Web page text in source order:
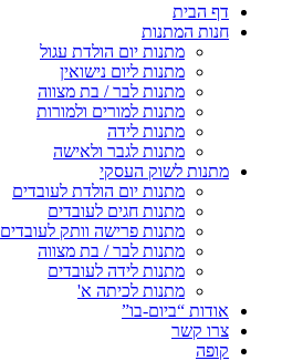
דף הבית
חנות המתנות
מתנות יום הולדת עגול
מתנות ליום נישואין
מתנות לבר / בת מצווה
מתנות למורים ולמורות
מתנות לידה
מתנות לגבר ולאישה
מתנות לשוק העסקי
מתנות יום הולדת לעובדים
מתנות חגים לעובדים
מתנות פרישה וותק לעובדים
מתנות לבר / בת מצווה
מתנות לידה לעובדים
מתנות לכיתה א'
אודות “ביום-בו”
צרו קשר
קופה